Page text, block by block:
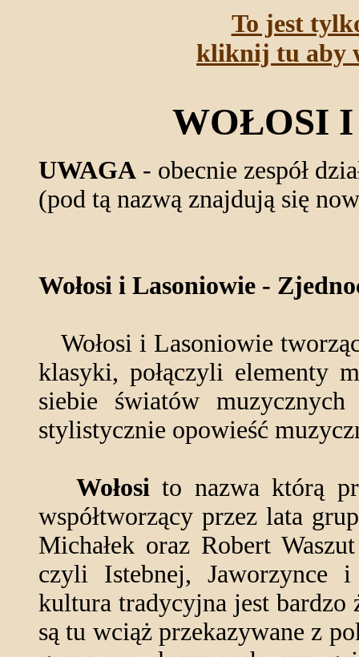
To jest
kliknij tu aby
WOŁOSI
UWAGA - obecnie zespół
(pod tą nazwą znajdują się
Wołosi i Lasoniowie -
Wołosi i Lasoniowie
klasyki, połączyli elementy
siebie światów
stylistycznie opowieść
Wołosito nazwa którą
współtworzący przez lata
Michałek oraz Robert
czyli Istebnej,
kultura tradycyjna jest bardzo
są tu wciąż przekazywane z